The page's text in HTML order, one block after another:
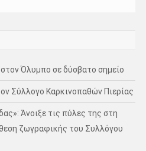
Όλυμπο σε δύσβατο σημείο
Σύλλογο Καρκινοπαθών Πιερίας
Άνοιξε τις πύλες της στη
ζωγραφικής του Συλλόγου